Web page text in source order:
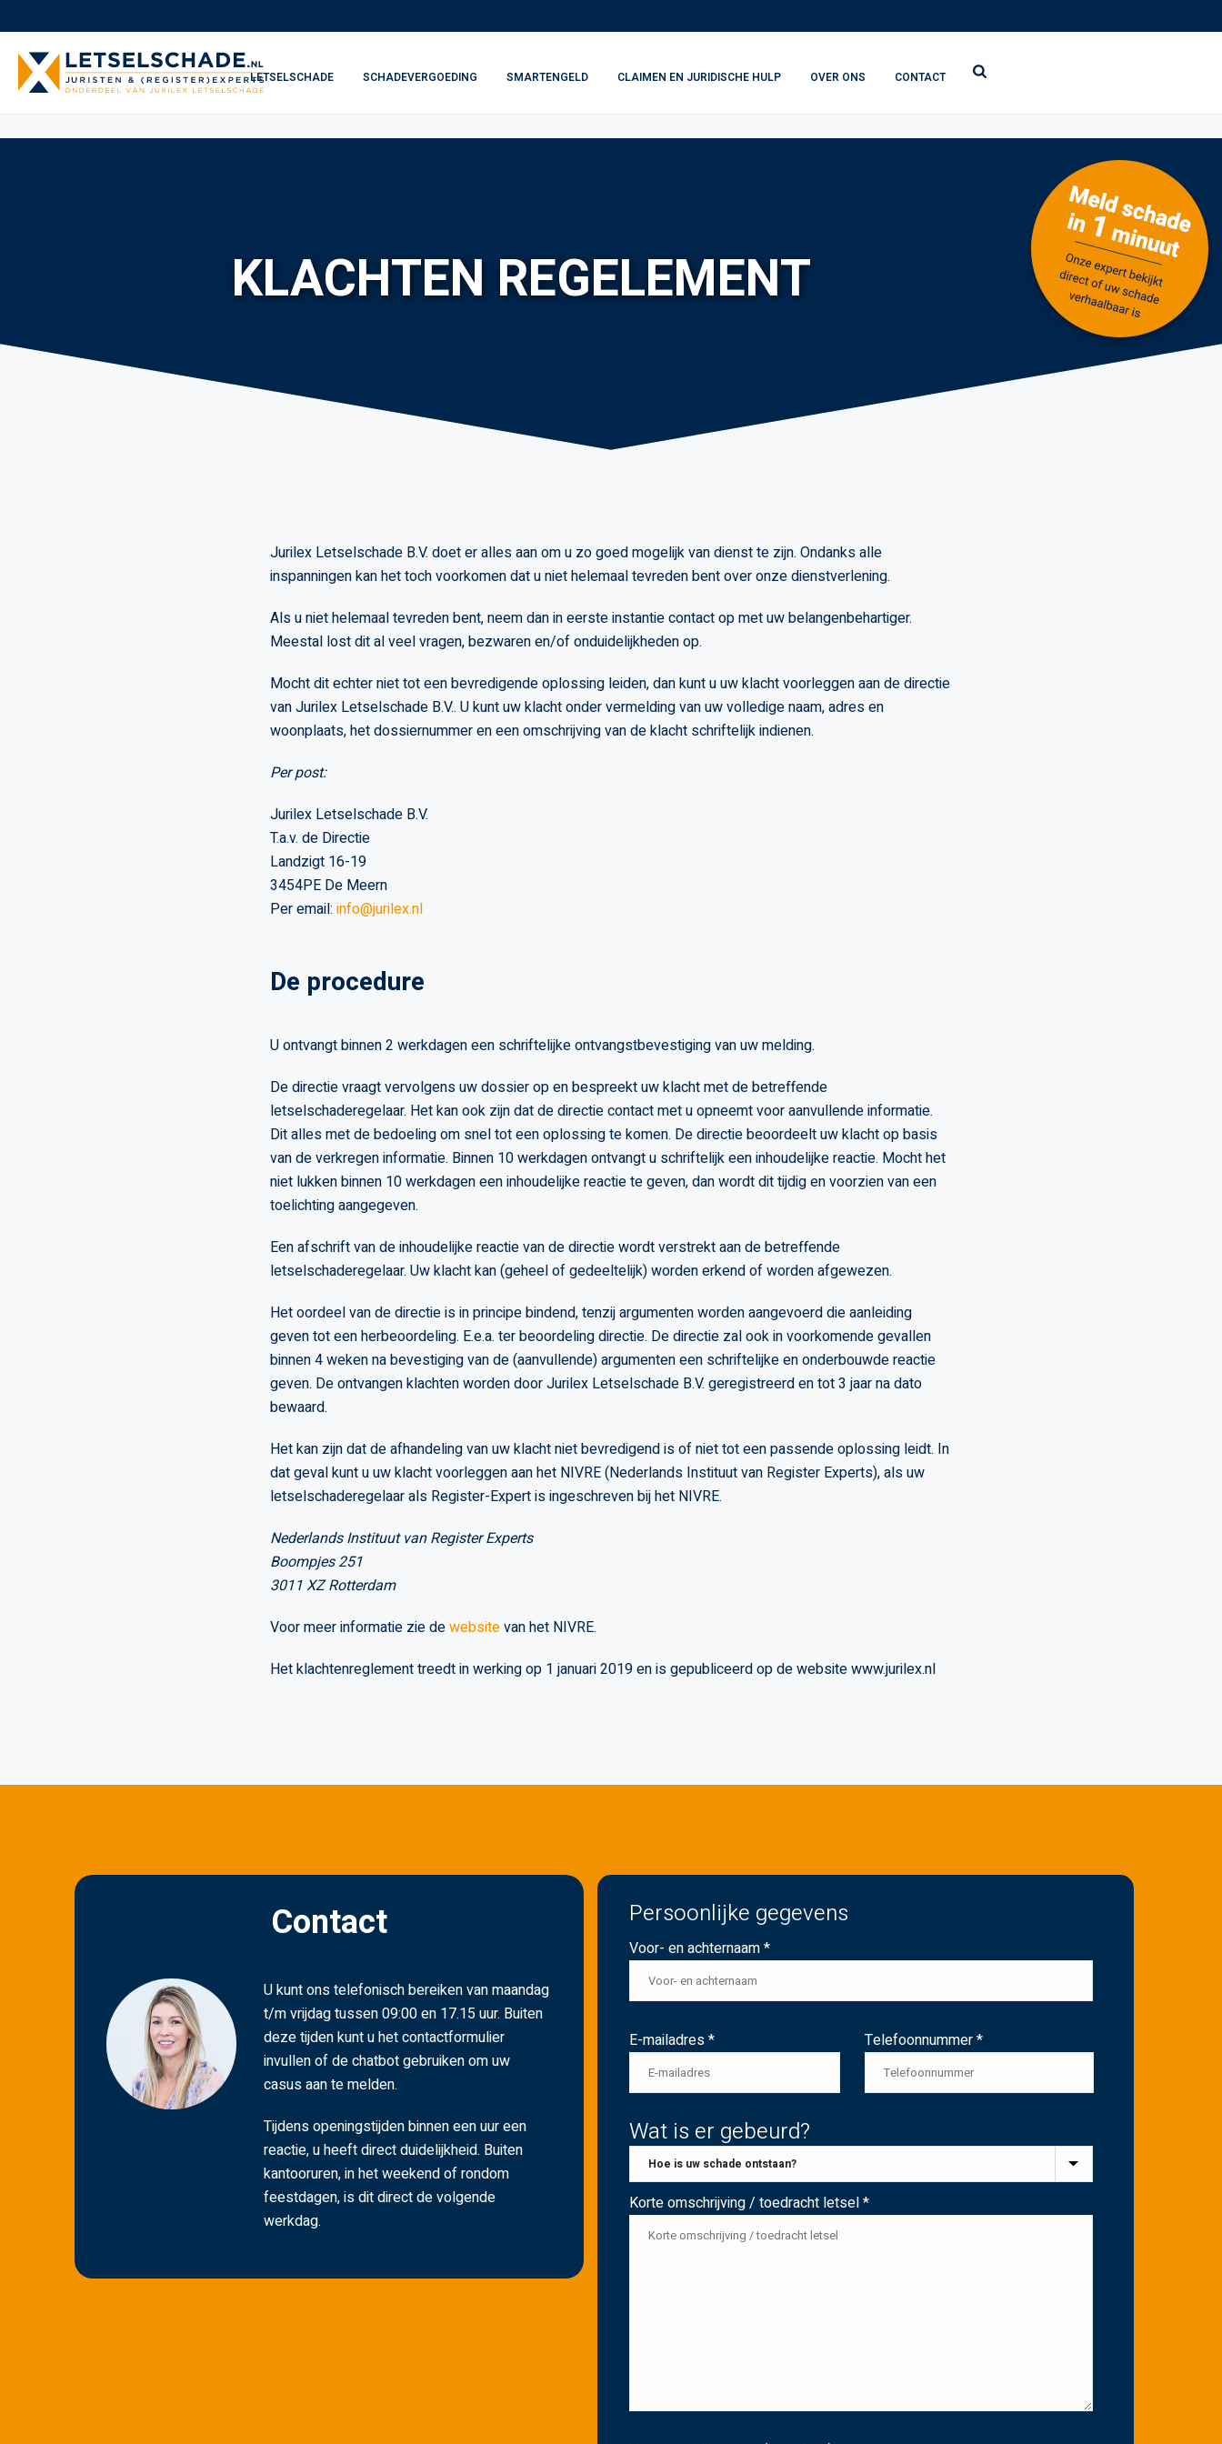
LETSELSCHADE SCHADEVERGOEDING SMARTENGELD CLAIMEN EN JURIDISCHE HULP OVER ONS CONTACT
KLACHTEN REGELEMENT
Jurilex Letselschade B.V. doet er alles aan om u zo goed mogelijk van dienst te zijn. Ondanks alle
inspanningen kan het toch voorkomen dat u niet helemaal tevreden bent over onze dienstverlening.
Als u niet helemaal tevreden bent, neem dan in eerste instantie contact op met uw belangenbehartiger.
Meestal lost dit al veel vragen, bezwaren en/of onduidelijkheden op.
Mocht dit echter niet tot een bevredigende oplossing leiden, dan kunt u uw klacht voorleggen aan de directie
van Jurilex Letselschade B.V.. U kunt uw klacht onder vermelding van uw volledige naam, adres en
woonplaats, het dossiernummer en een omschrijving van de klacht schriftelijk indienen.
Per post:
Jurilex Letselschade B.V.
T.a.v. de Directie
Landzigt 16-19
3454PE De Meern
Per email: info@jurilex.nl
De procedure
U ontvangt binnen 2 werkdagen een schriftelijke ontvangstbevestiging van uw melding.
De directie vraagt vervolgens uw dossier op en bespreekt uw klacht met de betreffende
letselschaderegelaar. Het kan ook zijn dat de directie contact met u opneemt voor aanvullende informatie.
Dit alles met de bedoeling om snel tot een oplossing te komen. De directie beoordeelt uw klacht op basis
van de verkregen informatie. Binnen 10 werkdagen ontvangt u schriftelijk een inhoudelijke reactie. Mocht het
niet lukken binnen 10 werkdagen een inhoudelijke reactie te geven, dan wordt dit tijdig en voorzien van een
toelichting aangegeven.
Een afschrift van de inhoudelijke reactie van de directie wordt verstrekt aan de betreffende
letselschaderegelaar. Uw klacht kan (geheel of gedeeltelijk) worden erkend of worden afgewezen.
Het oordeel van de directie is in principe bindend, tenzij argumenten worden aangevoerd die aanleiding
geven tot een herbeoordeling. E.e.a. ter beoordeling directie. De directie zal ook in voorkomende gevallen
binnen 4 weken na bevestiging van de (aanvullende) argumenten een schriftelijke en onderbouwde reactie
geven. De ontvangen klachten worden door Jurilex Letselschade B.V. geregistreerd en tot 3 jaar na dato
bewaard.
Het kan zijn dat de afhandeling van uw klacht niet bevredigend is of niet tot een passende oplossing leidt. In
dat geval kunt u uw klacht voorleggen aan het NIVRE (Nederlands Instituut van Register Experts), als uw
letselschaderegelaar als Register-Expert is ingeschreven bij het NIVRE.
Nederlands Instituut van Register Experts
Boompjes 251
3011 XZ Rotterdam
Voor meer informatie zie dewebsitevan het NIVRE.
Het klachtenreglement treedt in werking op 1 januari 2019 en is gepubliceerd op de website www.jurilex.nl
Contact
U kunt ons telefonisch bereiken van maandag
t/m vrijdag tussen 09:00 en 17.15 uur. Buiten
deze tijden kunt u het contactformulier
invullen of de chatbot gebruiken om uw
casus aan te melden.
Tijdens openingstijden binnen een uur een
reactie, u heeft direct duidelijkheid. Buiten
kantooruren, in het weekend of rondom
feestdagen, is dit direct de volgende
werkdag.
Persoonlijke gegevens
Voor- en achternaam *
E-mailadres * Telefoonnummer *
Wat is er gebeurd?
Korte omschrijving / toedracht letsel *